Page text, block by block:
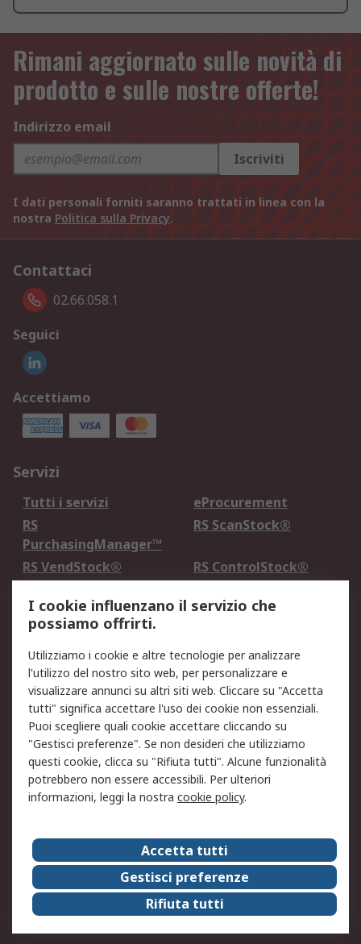
Rimani aggiornato sulle novità di
prodotto e sulle nostre offerte!
Indirizzo email
Iscriviti
I dati personali forniti saranno trattati in linea con la
nostra Politica sulla Privacy.
Contattaci
02.66.058.1
Seguici
Accettiamo
Servizi
Tutti i servizi
eProcurement
RS
PurchasingManager™
RS ScanStock®
RS VendStock®
RS ControlStock®
Legale
Informativa Cookie
Informativa Privacy -
Aggiornata
Email Security
Termini d'uso
Condizioni di vendita
Condizioni generali di
servizio
Etica e responsabilità
Chi Siamo
Chi Siamo
Contattaci
Supporto
ESG
Carriere
RS Group
Press Centre
Discovery: il Blog di RS
I cookie influenzano il servizio che
possiamo offrirti.
Utilizziamo i cookie e altre tecnologie per analizzare
l'utilizzo del nostro sito web, per personalizzare e
visualizzare annunci su altri siti web. Cliccare su "Accetta
tutti" significa accettare l'uso dei cookie non essenziali.
Puoi scegliere quali cookie accettare cliccando su
"Gestisci preferenze". Se non desideri che utilizziamo
questi cookie, clicca su "Rifiuta tutti". Alcune funzionalità
potrebbero non essere accessibili. Per ulteriori
informazioni, leggi la nostra cookie policy.
Accetta tutti
Gestisci preferenze
Rifiuta tutti